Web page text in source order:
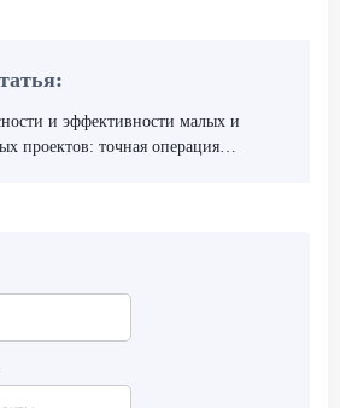
и эффективности малых и
проектов: точная операция